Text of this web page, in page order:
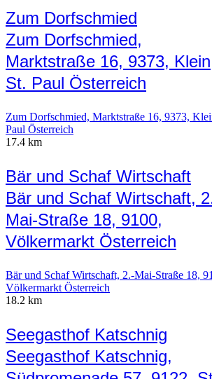
Zum Dorfschmied
Zum Dorfschmied,
Marktstraße 16, 9373, Klein
St. Paul Österreich
Zum Dorfschmied, Marktstraße 16, 9373,
Paul Österreich
17.4 km
Bär und Schaf Wirtschaft
Bär und Schaf Wirtschaft,
Mai-Straße 18, 9100,
Völkermarkt Österreich
Bär und Schaf Wirtschaft, 2.-Mai-Straße 18,
Völkermarkt Österreich
18.2 km
Seegasthof Katschnig
Seegasthof Katschnig,